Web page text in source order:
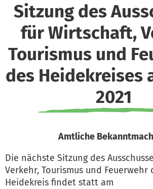
Sitzung des
für Wirtschaft,
Tourismus und
des Heidekreises
2021
Amtliche
Die nächste Sitzung des
Verkehr, Tourismus und Feuerwehr
Heidekreis findet statt am